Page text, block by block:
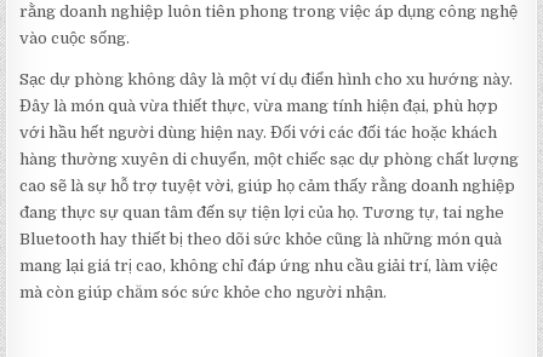
rằng doanh nghiệp luôn tiên phong trong việc áp dụng công nghệ
vào cuộc sống.
Sạc dự phòng không dây là một ví dụ điển hình cho xu hướng này.
Đây là món quà vừa thiết thực, vừa mang tính hiện đại, phù hợp
với hầu hết người dùng hiện nay. Đối với các đối tác hoặc khách
hàng thường xuyên di chuyển, một chiếc sạc dự phòng chất lượng
cao sẽ là sự hỗ trợ tuyệt vời, giúp họ cảm thấy rằng doanh nghiệp
đang thực sự quan tâm đến sự tiện lợi của họ. Tương tự, tai nghe
Bluetooth hay thiết bị theo dõi sức khỏe cũng là những món quà
mang lại giá trị cao, không chỉ đáp ứng nhu cầu giải trí, làm việc
mà còn giúp chăm sóc sức khỏe cho người nhận.